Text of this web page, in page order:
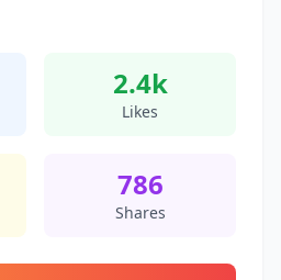
2.4k
Likes
786
Shares